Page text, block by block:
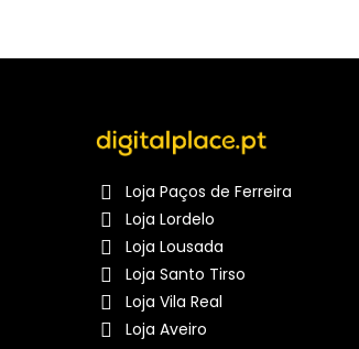
Loja Paços de Ferreira
Loja Lordelo
Loja Lousada
Loja Santo Tirso
Loja Vila Real
Loja Aveiro